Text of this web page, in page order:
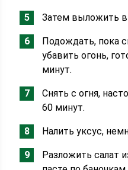
Затем выложить
Подождать, пока
убавить огонь,
минут.
Снять с огня,
60 минут.
Налить уксус,
Разложить салат